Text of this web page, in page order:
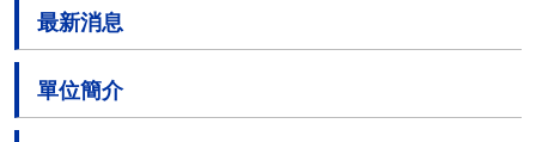
最新消息
單位簡介